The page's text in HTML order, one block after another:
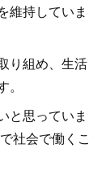
維持していま
り組め、生活
と思っていま
社会で働くこ